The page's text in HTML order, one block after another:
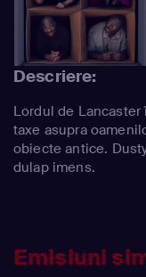
Descriere:
Lordul de
taxe asupra
obiecte antice.
dulap imens.
Emisiuni